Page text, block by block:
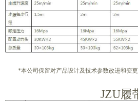
*本公司保留对产品设计及技术参数改进和变
JZU履